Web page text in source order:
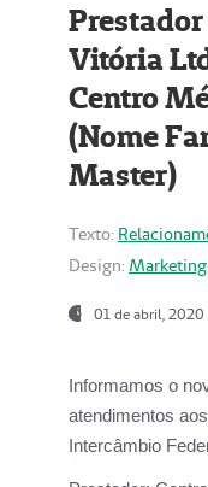
Vitória
Centro
(Nome
Master)
Texto:
Design: Marketing
01 de abril, 2020
Informamos o
atendimentos
Intercâmbio